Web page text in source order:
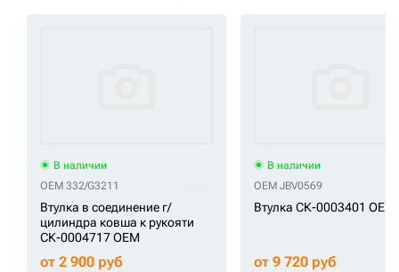
В наличии
OEM 332/G3211
Втулка в соединение г/
цилиндра ковша к рукояти
СК-0004717 OEM
от 2 900 руб
В наличии
OEM JBV0569
Втулка СК-0003401 OEM
от 9 720 руб